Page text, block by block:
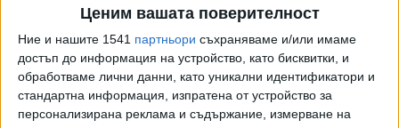
Ценим вашата поверителност
Ние и нашите 1541 партньори съхраняваме и/или имаме
достъп до информация на устройство, като бисквитки, и
обработваме лични данни, като уникални идентификатори и
стандартна информация, изпратена от устройство за
персонализирана реклама и съдържание, измерване на
публично място, в сградата и двора на болничното
заведение, без каквато и да било причина и поведение от
страна на пострадалия, демонстрирайки физическа сила
и изразявайки по този начин пренебрежение и явно
неуважение към обществото и в частност към
човешката личност, допълват от съда.